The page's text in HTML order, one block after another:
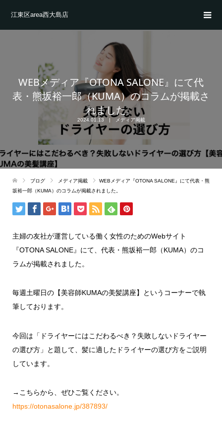
江東区area西大島店
WEBメディア『OTONA SALONE』にて代
表・熊坂裕一郎（KUMA）のコラムが掲載さ
れました。
2024.01.13 メディア掲載
ブログ メディア掲載
WEBメディア『OTONA SALONE』にて代表・熊
坂裕一郎（KUMA）のコラムが掲載されました。
主婦の友社が運営している働く女性のためのWebサイト
『OTONA SALONE』にて、代表・熊坂裕一郎（KUMA）のコ
ラムが掲載されました。
毎週土曜日の【美容師KUMAの美髪講座】というコーナーで執
筆しております。
今回は「 ドライヤーにはこだわるべき？失敗しないドライヤー
の選び方」と題して、髪に適したドライヤーの選び方をご説明
しています。
→こちらから、ぜひご覧ください。
https://otonasalone.jp/387893/